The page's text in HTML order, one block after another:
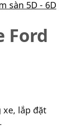
sàn 5D - 6D
Ford
xe, lắp đặt